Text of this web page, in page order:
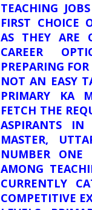
TEACHING
FIRST CHOICE
AS THEY ARE
CAREER
PREPARING
NOT AN EASY
PRIMARY KA
FETCH THE
ASPIRANTS
MASTER,
NUMBER ONE
AMONG
CURRENTLY
COMPETITIVE